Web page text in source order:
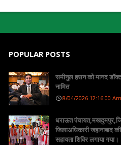
POPULAR POSTS
समीनुल हसन को मानद
नामित
8/04/2026 12:16:00 Am
धराऊत
जिलाअधिकारी जहानाबाद
सहायता शिविर लगाया गया।